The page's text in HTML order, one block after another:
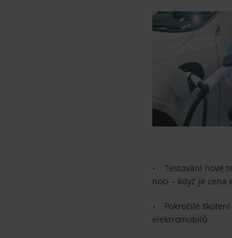
Testování nové
noci – když je
Pokročilé
elektromobilů.